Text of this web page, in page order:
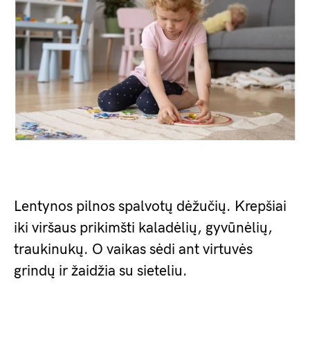
Lentynos pilnos spalvotų dėžučių. Krepšiai
iki viršaus prikimšti kaladėlių, gyvūnėlių,
traukinukų. O vaikas sėdi ant virtuvės
grindų ir žaidžia su sieteliu.